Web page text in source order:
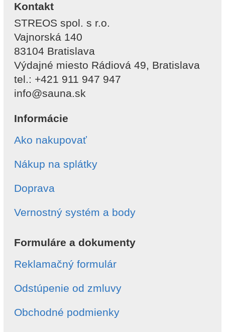
Kontakt
STREOS spol. s r.o.
Vajnorská 140
83104 Bratislava
Výdajné miesto Rádiová 49, Bratislava
tel.: +421 911 947 947
info@sauna.sk
Informácie
Ako nakupovať
Nákup na splátky
Doprava
Vernostný systém a body
Formuláre a dokumenty
Reklamačný formulár
Odstúpenie od zmluvy
Obchodné podmienky